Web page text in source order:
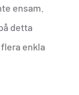
ensam.
detta
enkla